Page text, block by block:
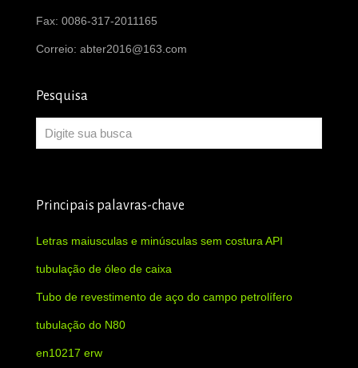
Fax: 0086-317-2011165
Correio: abter2016@163.com
Pesquisa
Principais palavras-chave
Letras maiusculas e minúsculas sem costura API
tubulação de óleo de caixa
Tubo de revestimento de aço do campo petrolífero
tubulação do N80
en10217 erw